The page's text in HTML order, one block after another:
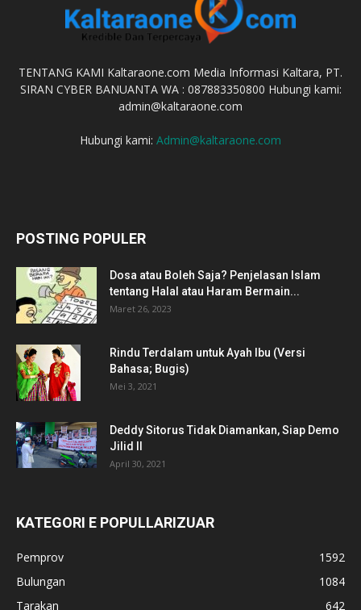
TENTANG KAMI Kaltaraone.com Media Informasi Kaltara, PT.
SIRAN CYBER BANUANTA WA : 087883350800 Hubungi kami:
admin@kaltaraone.com
Hubungi kami: Admin@kaltaraone.com
POSTING POPULER
Dosa atau Boleh Saja? Penjelasan Islam
tentang Halal atau Haram Bermain...
Maret 26, 2023
Rindu Terdalam untuk Ayah Ibu (Versi
Bahasa; Bugis)
Mei 3, 2021
Deddy Sitorus Tidak Diamankan, Siap Demo
Jilid II
April 30, 2021
KATEGORI E POPULLARIZUAR
Pemprov
1592
Bulungan
1084
Tarakan
642